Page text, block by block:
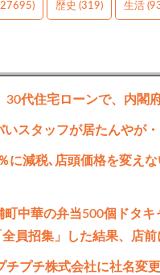
歴史 (319) 生活
代住宅ローンで、内閣
いスタッフが居たんやが・
に減税､店頭価格を変え
町中華の弁当500個ドタ
員招集」した結果、店
チプチ株式会社に社名変更